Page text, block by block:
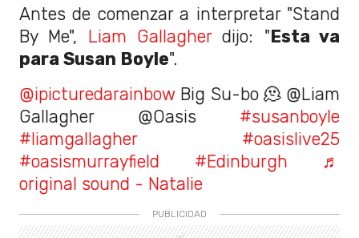
Antes de comenzar a interpretar "Stand
By Me", Liam Gallagherdijo: "Esta va
para Susan Boyle".
@ipicturedarainbow Big Su-bo 🫠 @Liam
Gallagher @Oasis #susanboyle
#liamgallagher
#oasislive25
#oasismurrayfield
#Edinburgh
♬
original sound - Natalie